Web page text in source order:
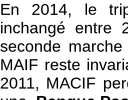
En 2014, le
inchangé entre
seconde
MAIF reste
2011, MACIF